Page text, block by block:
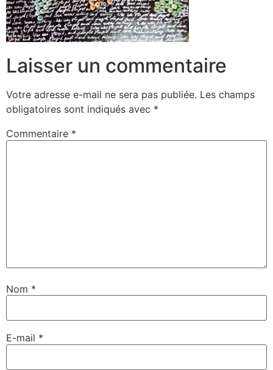
Laisser un commentaire
Votre adresse e-mail ne sera pas publiée. Les champs
obligatoires sont indiqués avec *
Commentaire *
Nom *
E-mail *